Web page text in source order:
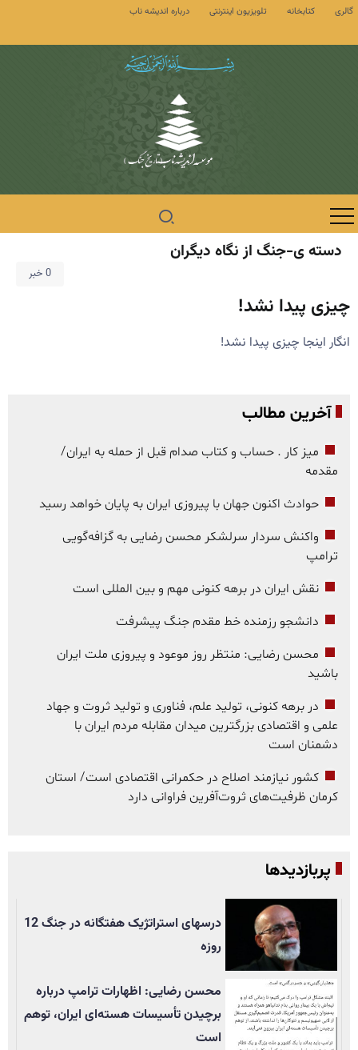
گالری کتابخانه تلویزیون اینترنتی درباره اندیشه ناب
دسته ی-جنگ از نگاه دیگران
0 خبر
چیزی پیدا نشد!
انگار اینجا چیزی پیدا نشد!
آخرین مطالب
میز کار . حساب و کتاب صدام قبل از حمله به ایران/
مقدمه
حوادث اکنون جهان با پیروزی ایران به پایان خواهد رسید
واکنش سردار سرلشکر محسن رضایی به گزافه‌گویی
ترامپ
نقش ایران در برهه کنونی مهم و بین المللی است
دانشجو رزمنده خط مقدم جنگ پیشرفت
محسن رضایی: منتظر روز موعود و پیروزی ملت ایران
باشید
در برهه کنونی، تولید علم، فناوری و تولید ثروت و جهاد
علمی و اقتصادی بزرگترین میدان مقابله مردم ایران با
دشمنان است
کشور نیازمند اصلاح در حکمرانی اقتصادی است/ استان
کرمان ظرفیت‌های ثروت‌آفرین فراوانی دارد
پربازدیدها
درسهای استراتژیک هفتگانه در جنگ 12
روزه
محسن رضایی: اظهارات ترامپ درباره
برچیدن تأسيسات هسته‌ای ایران، توهم
است